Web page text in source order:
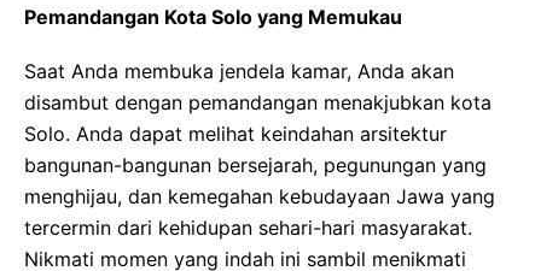
Pemandangan Kota Solo yang Memukau
Saat Anda membuka jendela kamar, Anda akan
disambut dengan pemandangan menakjubkan kota
Solo. Anda dapat melihat keindahan arsitektur
bangunan-bangunan bersejarah, pegunungan yang
menghijau, dan kemegahan kebudayaan Jawa yang
tercermin dari kehidupan sehari-hari masyarakat.
Nikmati momen yang indah ini sambil menikmati